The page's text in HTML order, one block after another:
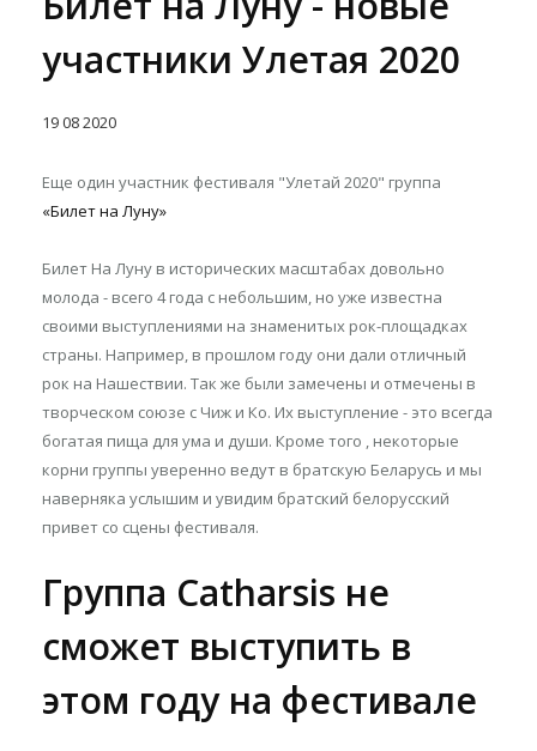
участники Улетая 2020
19082020
Еще один участник фестиваля "Улетай 2020" группа
«Билет на Луну»
Билет На Луну в исторических масштабах довольно
молода - всего 4 года с небольшим, но уже известна
своими выступлениями на знаменитых рок-площадках
страны. Например, в прошлом году они дали отличный
рок на Нашествии. Так же были замечены и отмечены в
творческом союзе с Чиж и Ко. Их выступление - это всегда
богатая пища для ума и души. Кроме того , некоторые
корни группы уверенно ведут в братскую Беларусь и мы
наверняка услышим и увидим братский белорусский
привет со сцены фестиваля.
Группа Catharsis не
сможет выступить в
этом году на фестивале